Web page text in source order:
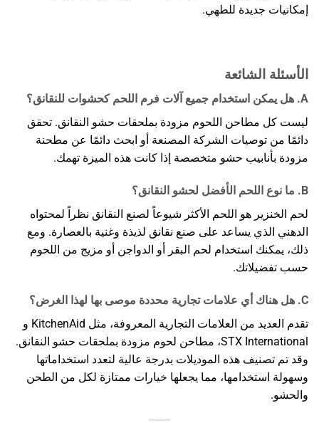
إمكانيات جديدة للطهي.
الأسئلة الشائعة
A. هل يمكن استخدام جميع آلات فرم اللحم كحشوات للنقانق؟
ليست كل مطاحن اللحوم مزودة بملحقات حشو النقانق. تحقق
دائمًا من توصيات الشركة المصنعة أو ابحث دائمًا عن مطحنة
مزودة بأنابيب حشو متخصصة إذا كانت هذه الميزة تهمك.
B. ما نوع اللحم الأفضل لحشو النقانق؟
لحم الخنزير هو اللحم الأكثر شيوعاً لصنع النقانق نظراً لمحتواه
الدهني الذي يساعد على صنع نقانق لذيذة وغنية بالعصارة. ومع
ذلك، يمكنك استخدام لحم البقر أو الدواجن أو مزيج من اللحوم
حسب تفضيلاتك.
C. هل هناك أي علامات تجارية محددة موصى بها لهذا الغرض؟
تقدم العديد من العلامات التجارية المعروفة، مثل KitchenAid و
STX International، مطاحن لحوم مزودة بملحقات حشو النقانق.
وقد تم تصنيف هذه الموديلات بدرجة عالية لتعدد استخداماتها
وسهولة استخدامها، مما يجعلها خيارات ممتازة لكل من الطحن
والحشو.